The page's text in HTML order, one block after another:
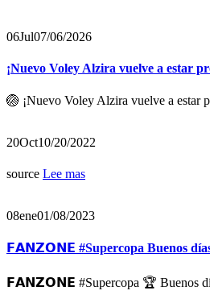
06Jul07/06/2026
¡Nuevo Voley Alzira vuelve a estar
🏐 ¡Nuevo Voley Alzira vuelve a estar
20Oct10/20/2022
source Lee mas
08ene01/08/2023
𝗙𝗔𝗡𝗭𝗢𝗡𝗘 #Supercopa Buenos
𝗙𝗔𝗡𝗭𝗢𝗡𝗘 #Supercopa 🏆 Buenos